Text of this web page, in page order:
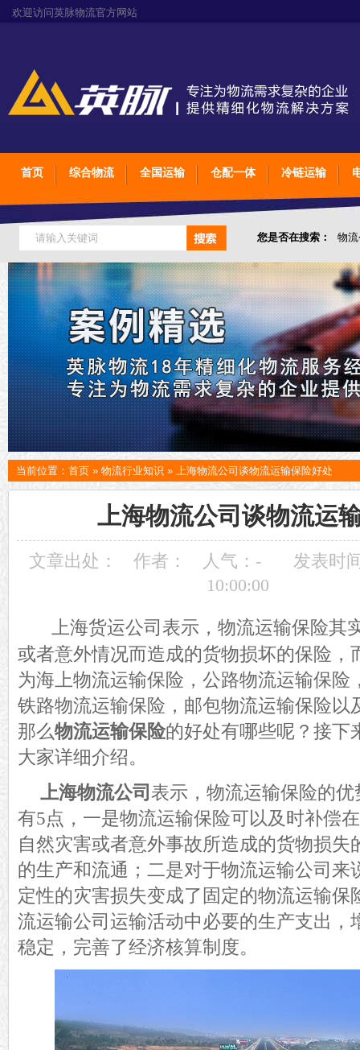
欢迎访问英脉物流官方网站
首页 综合物流 全国运输 仓配一体 冷链运输
您是否在搜索： 物
仓储综合专业定制物
当前位置： 首页 » 物流行业知识 » 上海物流公司谈物流运输保险好处
上海物流公司谈物流运
文章出处： 作者： 人气： -
发表时
10:00:00
上海货运公司表示，物流运输保险其
或者意外情况而造成的货物损坏的保险，
为海上物流运输保险，公路物流运输保险
铁路物流运输保险，邮包物流运输保险以
那么物流运输保险的好处有哪些呢？接下
大家详细介绍。
上海物流公司表示，物流运输保险的
有5点，一是物流运输保险可以及时补偿
自然灾害或者意外事故所造成的货物损失
的生产和流通；二是对于物流运输公司来
定性的灾害损失变成了固定的物流运输保
流运输公司运输活动中必要的生产支出，
稳定，完善了经济核算制度。